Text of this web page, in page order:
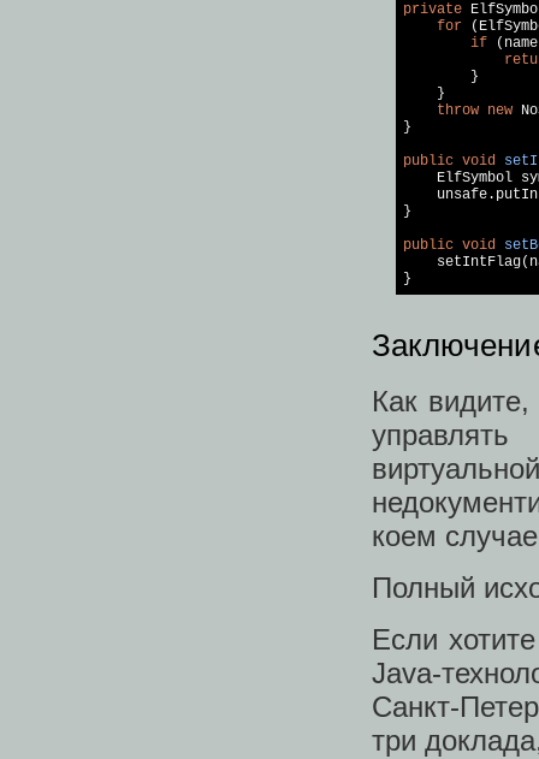
private
for
if
        }
    }
throw new
}
public void
ElfSymbol
}
public void
Как
коем
Полный
Если
Java-
Санкт-
три